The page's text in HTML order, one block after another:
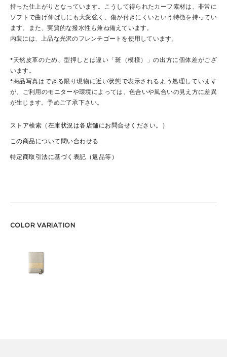
持った仕上がりとなっています。こうして得られたカーフ素材は、非常に
ソフトで曲げ伸ばしにも大変強く、傷が付きにくいという特徴を持ってい
ます。また、実質的な撥水性も兼ね備えています。
内装には、上品な光沢のフレンチゴートを使用しています。
*天然皮革のため、型押しとは違い「斑（模様）」の出方に個体差がござ
います。
*商品写真はできる限り現物に近い状態で表示されるよう処理しています
が、ご利用のモニターや環境によっては、色合いや風合いの見え方に差異
が生じます。予めご了承下さい。
ストア検索（在庫状況は各店舗にお問合せください。）
この商品について問い合わせる
特定商取引法に基づく表記（返品等）
COLOR VARIATION